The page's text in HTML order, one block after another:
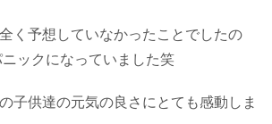
く予想していなかったことでしたの
ックになっていました笑
子供達の元気の良さにとても感動しま